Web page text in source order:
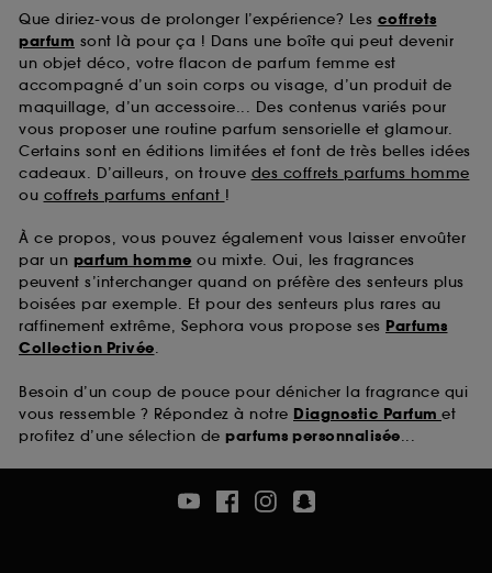
Que diriez-vous de prolonger l’expérience? Les coffrets
parfum sont là pour ça ! Dans une boîte qui peut devenir
un objet déco, votre flacon de parfum femme est
accompagné d’un soin corps ou visage, d’un produit de
maquillage, d’un accessoire... Des contenus variés pour
vous proposer une routine parfum sensorielle et glamour.
Certains sont en éditions limitées et font de très belles idées
cadeaux. D’ailleurs, on trouve des coffrets parfums homme
ou coffrets parfums enfant !
À ce propos, vous pouvez également vous laisser envoûter
par un parfum homme ou mixte. Oui, les fragrances
peuvent s’interchanger quand on préfère des senteurs plus
boisées par exemple. Et pour des senteurs plus rares au
raffinement extrême, Sephora vous propose ses Parfums
Collection Privée.
Besoin d’un coup de pouce pour dénicher la fragrance qui
vous ressemble ? Répondez à notre Diagnostic Parfum et
profitez d’une sélection de parfums personnalisée...